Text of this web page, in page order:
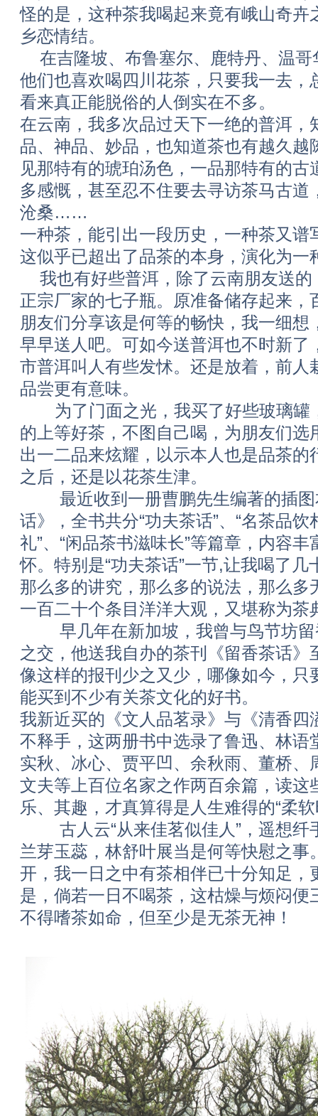
怪的是，这种茶我喝起来竟有峨山奇卉
乡恋情结。
在吉隆坡、布鲁塞尔、鹿特丹、温哥
他们也喜欢喝四川花茶，只要我一去，
看来真正能脱俗的人倒实在不多。
在云南，我多次品过天下一绝的普洱，
品、神品、妙品，也知道茶也有越久越
见那特有的琥珀汤色，一品那特有的
多感慨，甚至忍不住要去寻访茶马古道
沧桑……
一种茶，能引出一段历史，一种茶又谱
这似乎已超出了品茶的本身，演化为一
我也有好些普洱，除了云南朋友送的
正宗厂家的七子瓶。原准备储存起来，
朋友们分享该是何等的畅快，我一细想
早早送人吧。可如今送普洱也不时新了
市普洱叫人有些发怵。还是放着，前人
品尝更有意味。
为了门面之光，我买了好些玻璃罐
的上等好茶，不图自己喝，为朋友们选
出一二品来炫耀，以示本人也是品茶的
之后，还是以花茶生津。
最近收到一册曹鹏先生编著的插
话》，全书共分“功夫茶话”、“名茶品饮
礼”、“闲品茶书滋味长”等篇章，内容
怀。特别是“功夫茶话”一节,让我喝了
那么多的讲究，那么多的说法，那么多
一百二十个条目洋洋大观，又堪称为茶
早几年在新加坡，我曾与鸟节坊留
之交，他送我自办的茶刊《留香茶话》
像这样的报刊少之又少，哪像如今，只
能买到不少有关茶文化的好书。
我新近买的《文人品茗录》与《清香四
不释手，这两册书中选录了鲁迅、林语
实秋、冰心、贾平凹、余秋雨、董桥、
文夫等上百位名家之作两百余篇，读这
乐、其趣，才真算得是人生难得的“柔软
古人云“从来佳茗似佳人”，遥想纤
兰芽玉蕊，林舒叶展当是何等快慰之事
开，我一日之中有茶相伴已十分知足，
是，倘若一日不喝茶，这枯燥与烦闷便
不得嗜茶如命，但至少是无茶无神！